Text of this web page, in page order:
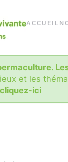
ACCUEIL
et les
cliquez-ici